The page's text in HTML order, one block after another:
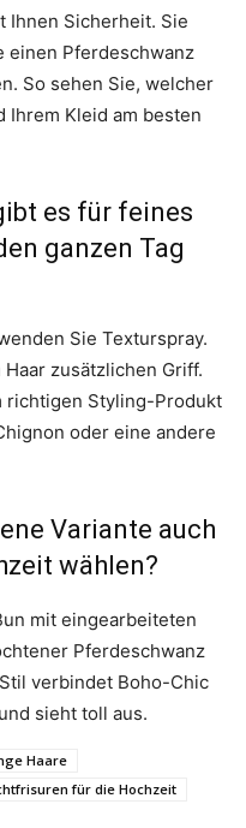
Ihnen Sicherheit. Sie
einen Pferdeschwanz
So sehen Sie, welcher
Ihrem Kleid am besten
es für feines
ganzen Tag
Sie Texturspray.
zusätzlichen Griff.
richtigen Styling-Produkt
oder eine andere
Variante auch
wählen?
mit eingearbeiteten
Pferdeschwanz
verbindet Boho-Chic
sieht toll aus.
Haare
für die Hochzeit